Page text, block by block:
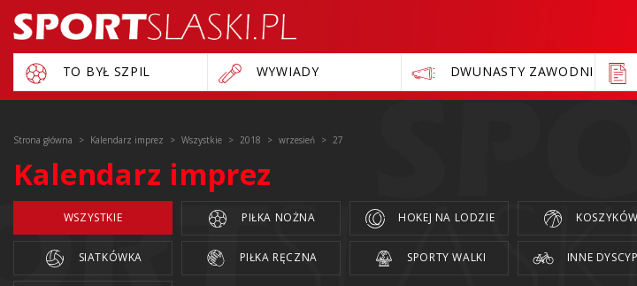
TO BYŁ SZPIL WYWIADY DWUNASTY ZAWODNIK
Strona główna Kalendarz imprez Wszystkie 2018 wrzesień 27
Kalendarz imprez
WSZYSTKIE PIŁKA NOŻNA HOKEJ NA LODZIE
SIATKÓWKA PIŁKA RĘCZNA SPORTY WALKI INNE